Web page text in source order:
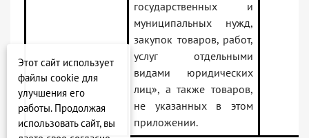
государственных и
муниципальных нужд,
закупок товаров, работ,
услуг отдельными
видами юридических
лиц», а также товаров,
не указанных в этом
приложении.
Этот сайт использует
файлы cookie для
улучшения его
работы. Продолжая
использовать сайт, вы